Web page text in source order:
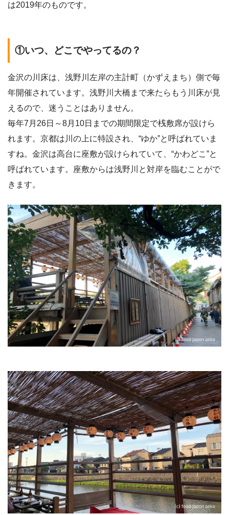
は2019年のものです。
①いつ、どこでやってるの？
金沢の川床は、浅野川左岸の主計町（かずえまち）側で毎
年開催されています。浅野川大橋まで来たらもう川床が見
えるので、迷うことはありません。
毎年7月26日～8月10日までの期間限定で桟敷席が設けら
れます。京都は川の上に特設され、“ゆか”と呼ばれていま
すね。金沢は高台に座敷が設けられていて、“かわどこ”と
呼ばれています。座敷からは浅野川と対岸を臨むことがで
きます。